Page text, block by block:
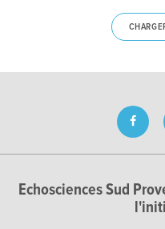
Echosciences Sud